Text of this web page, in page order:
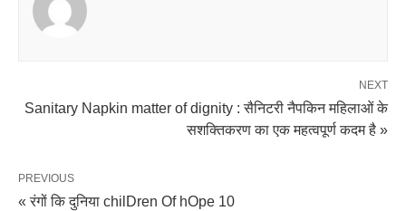
NEXT
Sanitary Napkin matter of dignity : सैनिटरी नैपकिन महिलाओं के
सशक्तिकरण का एक महत्वपूर्ण कदम है »
PREVIOUS
« रंगों कि दुनिया chilDren Of hOpe 10